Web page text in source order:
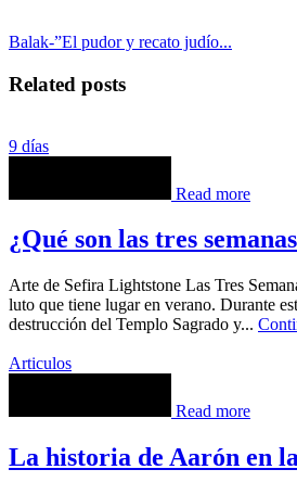
Balak-”El pudor y recato judío...
Related posts
9 días
Read more
¿Qué son las tres
Arte de Sefira Lightstone Las Tres
luto que tiene lugar en verano. Durante
destrucción del Templo Sagrado y...
Articulos
Read more
La historia de Aarón en